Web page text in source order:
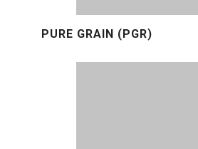
PURE GRAIN (PGR)